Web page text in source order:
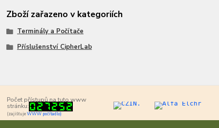
Zboží zařazeno v kategoriích
Terminály a Počítače
Příslušenství CipherLab
Počet přístupů na tuto www
stránku:
(zajišťujeWWW počítadlo)